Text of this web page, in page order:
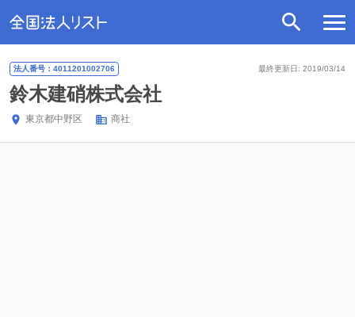
最終更新日: 2019/03/14
法人番号：4011201002706
鈴木建硝株式会社
東京都中野区 商社